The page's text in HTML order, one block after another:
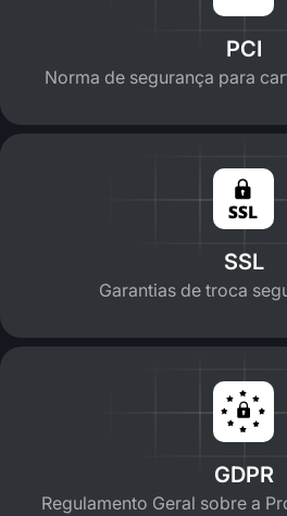
PCI
Norma de segurança para
SSL
Garantias de troca
GDPR
Regulamento Geral sobre a